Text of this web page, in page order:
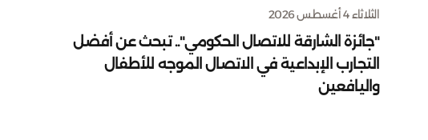
الثلاثاء 4 أغسطس 2026
"جائزة الشارقة للاتصال الحكومي".. تبحث عن أفضل
التجارب الإبداعية في الاتصال الموجه للأطفال
واليافعين